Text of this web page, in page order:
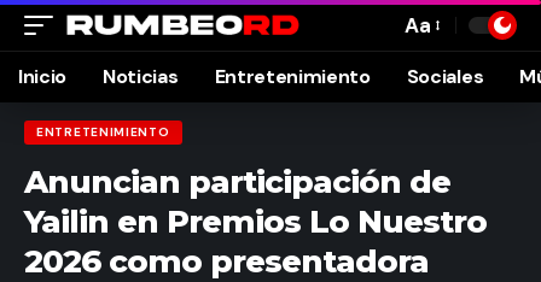
Font
Resizer
Aa
Inicio Noticias Entretenimiento Sociales
ENTRETENIMIENTO
Anuncian participación de
Yailin en Premios Lo Nuestro
2026 como presentadora